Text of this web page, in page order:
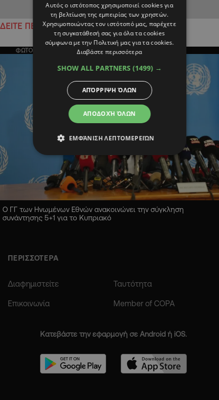
ΔΕΙΤΕ ΠΕΡΙΣΣΟΤΕΡΑ
ΦΩΤΟΓΡΑΦΙΑ ΤΗΣ ΗΜΕΡΑΣ
Ο ΓΓ των Ηνωμένων Εθνών ανακοινώνει την σύγκληση
συνάντησης 5+1 για το Κυπριακό
ΠΕΡΙΣΣΟΤΕΡΑ
Διαφημιστείτε Ταυτότητα
Επικοινωνία Member of COPA
Κατεβάστε την εφαρμογή σε Android ή iOS.
Αυτός ο ιστότοπος χρησιμοποιεί cookies για
τη βελτίωση της εμπειρίας των χρηστών.
Χρησιμοποιώντας τον ιστότοπό μας, παρέχετε
τη συγκατάθεσή σας για όλα τα cookies
σύμφωνα με την Πολιτική μας για τα cookies.
Διαβάστε περισσότερα
SHOW ALL PARTNERS (1499) →
ΑΠΟΔΟΧΉ ΌΛΩΝ
ΑΠΌΡΡΙΨΗ ΌΛΩΝ
ΕΜΦΆΝΙΣΗ ΛΕΠΤΟΜΕΡΕΙΏΝ